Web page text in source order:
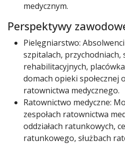
medycznym.
Perspektywy
Pielęgniarstwo:
szpitalach,
rehabilitacyjnych,
domach opieki społecznej
ratownictwa medycznego.
Ratownictwo medyczne:
zespołach ratownictwa
oddziałach ratunkowych,
ratunkowego, służbach